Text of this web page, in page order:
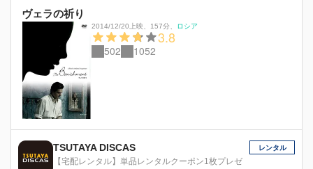
ヴェラの祈り
2014/12/20上映 157分 ロシア
3.8
502 1052
TSUTAYA DISCAS
【宅配レンタル】単品レンタルクーポン1枚プレゼ
レンタル